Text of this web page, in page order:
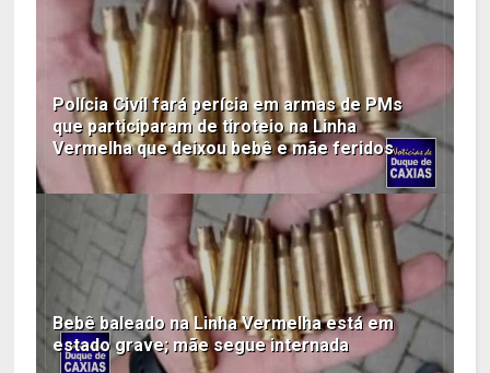
Polícia Civil fará perícia em armas de PMs
que participaram de tiroteio na Linha
Vermelha que deixou bebê e mãe feridos
Bebê baleado na Linha Vermelha está em
estado grave; mãe segue internada